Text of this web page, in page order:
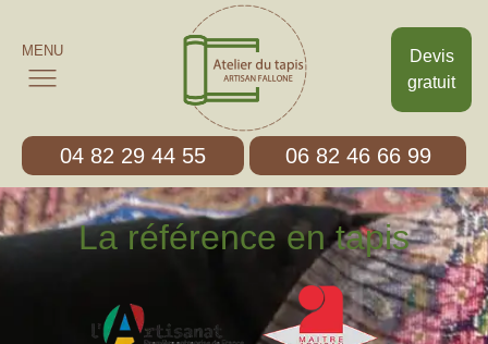
Devis
gratuit
MENU
04 82 29 44 55 06 82 46 66 99
La référence en tapis